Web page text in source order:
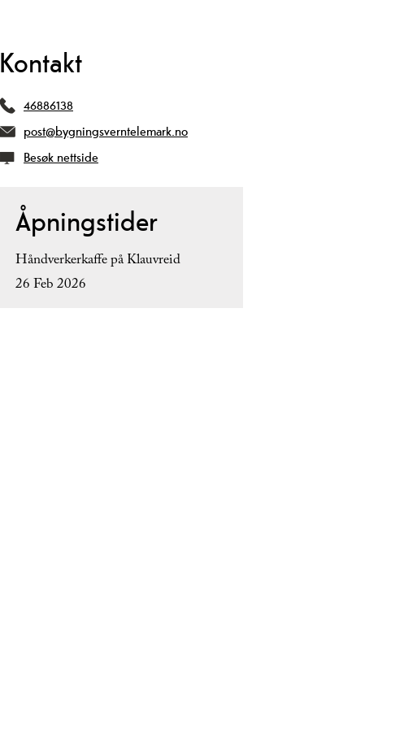
Kontakt
46886138
post@bygningsverntelemark.no
Besøk nettside
Åpningstider
Håndverkerkaffe på Klauvreid
26 Feb 2026